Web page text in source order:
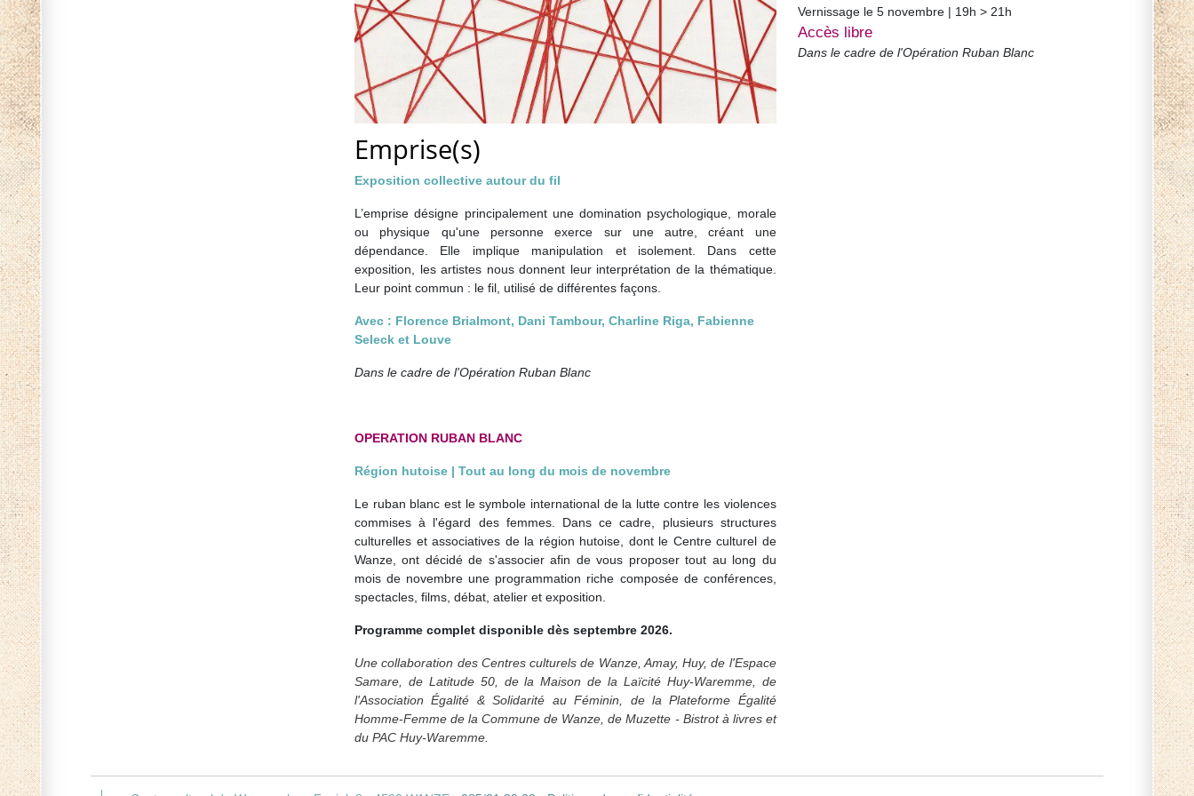
Emprise(s)
Exposition collective autour du fil
L’emprise désigne principalement une domination psychologique, morale
ou physique qu'une personne exerce sur une autre, créant une
dépendance. Elle implique manipulation et isolement. Dans cette
exposition, les artistes nous donnent leur interprétation de la thématique.
Leur point commun : le fil, utilisé de différentes façons.
Avec : Florence Brialmont, Dani Tambour, Charline Riga, Fabienne
Seleck et Louve
Dans le cadre de l'Opération Ruban Blanc
OPERATION RUBAN BLANC
Région hutoise | Tout au long du mois de novembre
Le ruban blanc est le symbole international de la lutte contre les violences
commises à l'égard des femmes. Dans ce cadre, plusieurs structures
culturelles et associatives de la région hutoise, dont le Centre culturel de
Wanze, ont décidé de s'associer afin de vous proposer tout au long du
mois de novembre une programmation riche composée de conférences,
spectacles, films, débat, atelier et exposition.
Programme complet disponible dès septembre 2026.
Une collaboration des Centres culturels de Wanze,Amay, Huy, de l'Espace
Samare, de Latitude 50, de la Maison de la Laïcité Huy-Waremme, de
l'Association Égalité & Solidarité au Féminin, de la Plateforme Égalité
Homme-Femme de la Commune de Wanze, de Muzette - Bistrot à livres et
du PAC Huy-Waremme.
Vernissage le 5 novembre | 19h > 21h
Accès libre
Dans le cadre de l'Opération Ruban Blanc